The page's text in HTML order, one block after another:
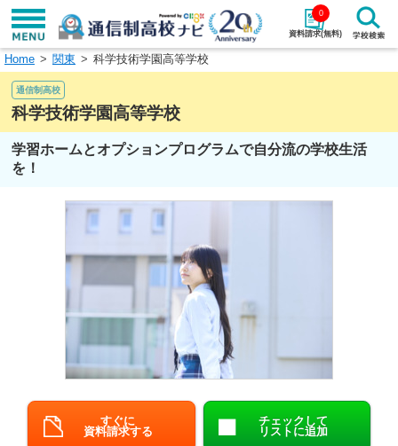
資料請求(無料)
0
学校名で探す
エリアから探す 特徴から探す
北陸・甲信越
中国
九州・沖縄
閉じる
Home 関東 科学技術学園高等学校
通信制高校
科学技術学園高等学校
学習ホームとオプションプログラムで自分流の学校生活
を！
すぐに
資料請求する
チェックして
リストに追加